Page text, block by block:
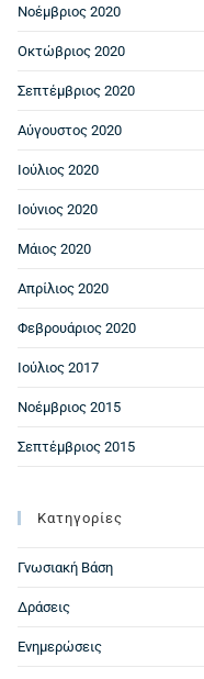
Νοέμβριος 2020
Οκτώβριος 2020
Σεπτέμβριος 2020
Αύγουστος 2020
Ιούλιος 2020
Ιούνιος 2020
Μάιος 2020
Απρίλιος 2020
Φεβρουάριος 2020
Ιούλιος 2017
Νοέμβριος 2015
Σεπτέμβριος 2015
Kατηγορίες
Γνωσιακή Βάση
Δράσεις
Ενημερώσεις